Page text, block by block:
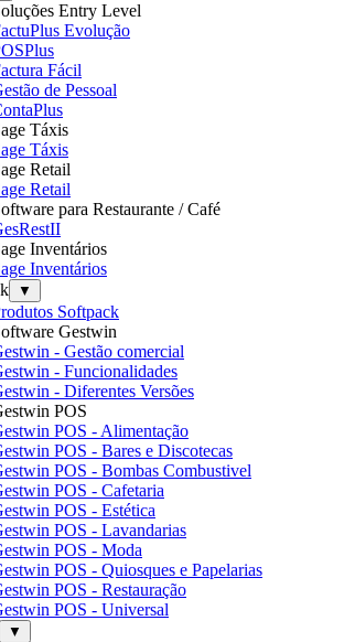
Entry Level
Evolução
Fácil
de Pessoal
Táxis
Táxis
Retail
Retail
para Restaurante / Café
Inventários
Inventários
▼
Softpack
Gestwin
- Gestão comercial
- Funcionalidades
- Diferentes Versões
POS
POS - Alimentação
POS - Bares e Discotecas
POS - Bombas Combustivel
POS - Cafetaria
POS - Estética
POS - Lavandarias
POS - Moda
POS - Quiosques e Papelarias
POS - Restauração
POS - Universal
▼